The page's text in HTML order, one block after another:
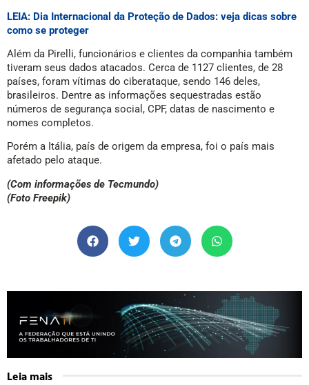
LEIA: Dia Internacional da Proteção de Dados: veja dicas sobre
como se proteger
Além da Pirelli, funcionários e clientes da companhia também
tiveram seus dados atacados. Cerca de 1127 clientes, de 28
países, foram vítimas do ciberataque, sendo 146 deles,
brasileiros. Dentre as informações sequestradas estão
números de segurança social, CPF, datas de nascimento e
nomes completos.
Porém a Itália, país de origem da empresa, foi o país mais
afetado pelo ataque.
(Com informações de Tecmundo)
(Foto Freepik)
Leia mais